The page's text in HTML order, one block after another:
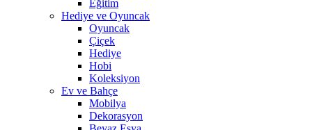
Eğitim
Hediye ve Oyuncak
Oyuncak
Çiçek
Hediye
Hobi
Koleksiyon
Ev ve Bahçe
Mobilya
Dekorasyon